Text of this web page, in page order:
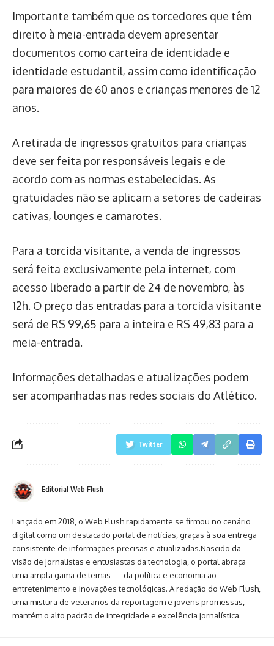
Importante também que os torcedores que têm
direito à meia-entrada devem apresentar
documentos como carteira de identidade e
identidade estudantil, assim como identificação
para maiores de 60 anos e crianças menores de 12
anos.
A retirada de ingressos gratuitos para crianças
deve ser feita por responsáveis legais e de
acordo com as normas estabelecidas. As
gratuidades não se aplicam a setores de cadeiras
cativas, lounges e camarotes.
Para a torcida visitante, a venda de ingressos
será feita exclusivamente pela internet, com
acesso liberado a partir de 24 de novembro, às
12h. O preço das entradas para a torcida visitante
será de R$ 99,65 para a inteira e R$ 49,83 para a
meia-entrada.
Informações detalhadas e atualizações podem
ser acompanhadas nas redes sociais do Atlético.
Twitter
Editorial Web Flush
Lançado em 2018, o Web Flush rapidamente se firmou no cenário
digital como um destacado portal de notícias, graças à sua entrega
consistente de informações precisas e atualizadas.Nascido da
visão de jornalistas e entusiastas da tecnologia, o portal abraça
uma ampla gama de temas — da política e economia ao
entretenimento e inovações tecnológicas. A redação do Web Flush,
uma mistura de veteranos da reportagem e jovens promessas,
mantém o alto padrão de integridade e excelência jornalística.